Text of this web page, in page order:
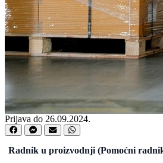
Prijava do 26.09.2024.
Radnik u proizvodnji (Pomoćni